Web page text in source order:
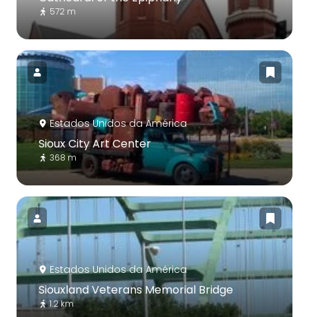
572 m
Estados Unidos da América
Sioux City Art Center
368 m
Estados Unidos da América
Siouxland Veterans Memorial Bridge
1.2 km